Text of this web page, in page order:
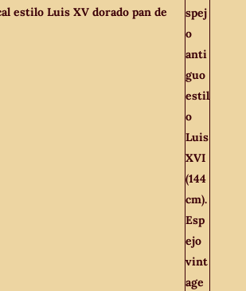
estilo Luis XV dorado pan de